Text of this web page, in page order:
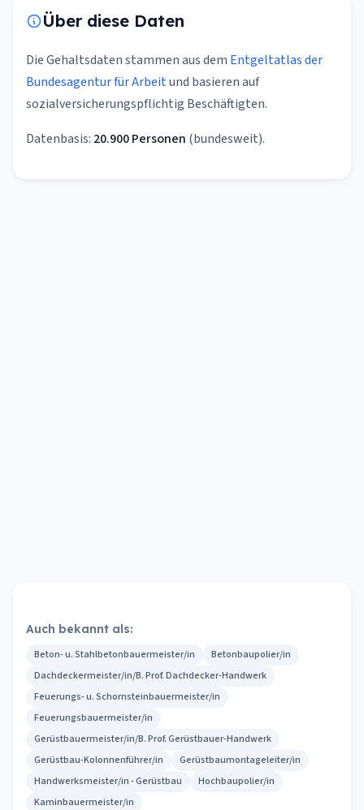
Über diese Daten
Die Gehaltsdaten stammen aus dem Entgeltatlas der
Bundesagentur für Arbeitund basieren auf
sozialversicherungspflichtig Beschäftigten.
Datenbasis: 20.900 Personen (bundesweit).
Auch bekannt als:
Beton- u. Stahlbetonbauermeister/in
Betonbaupolier/in
Dachdeckermeister/in/B. Prof. Dachdecker-Handwerk
Feuerungs- u. Schornsteinbauermeister/in
Feuerungsbauermeister/in
Gerüstbauermeister/in/B. Prof. Gerüstbauer-Handwerk
Gerüstbau-Kolonnenführer/in
Gerüstbaumontageleiter/in
Handwerksmeister/in - Gerüstbau
Hochbaupolier/in
Kaminbauermeister/in